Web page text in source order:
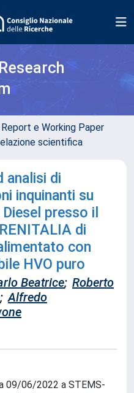
e Working Paper
scientifica
analisi di
inquinanti su
presso il
di
con
HVO puro
Beatrice; Roberto
; Alfredo
09/06/2022 a STEMS-